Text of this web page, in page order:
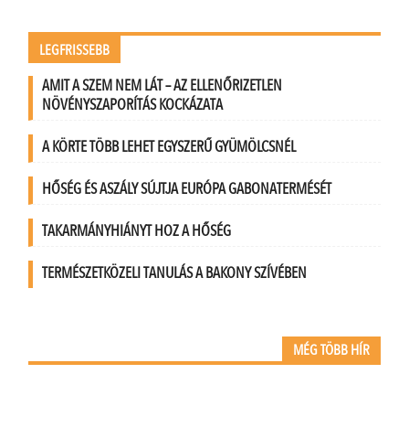
LEGFRISSEBB
AMIT A SZEM NEM LÁT – AZ ELLENŐRIZETLEN
NÖVÉNYSZAPORÍTÁS KOCKÁZATA
A KÖRTE TÖBB LEHET EGYSZERŰ GYÜMÖLCSNÉL
HŐSÉG ÉS ASZÁLY SÚJTJA EURÓPA GABONATERMÉSÉT
TAKARMÁNYHIÁNYT HOZ A HŐSÉG
TERMÉSZETKÖZELI TANULÁS A BAKONY SZÍVÉBEN
MÉG TÖBB HÍR